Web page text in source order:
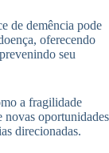
de demência pode
oferecendo
seu
a fragilidade
novas oportunidades
direcionadas.